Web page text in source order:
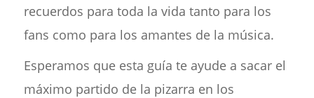
recuerdos para toda la vida tanto para los
fans como para los amantes de la música.
Esperamos que esta guía te ayude a sacar el
máximo partido de la pizarra en los